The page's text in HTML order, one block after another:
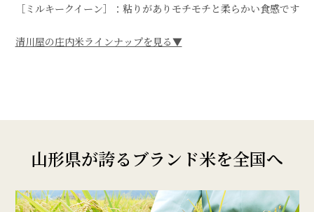
［ミルキークイーン］：粘りがありモチモチと柔らかい食感です
清川屋の庄内米ラインナップを見る▼
山形県が誇るブランド米を全国へ